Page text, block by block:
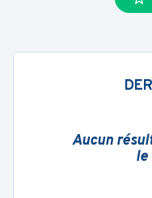
Aucun
le